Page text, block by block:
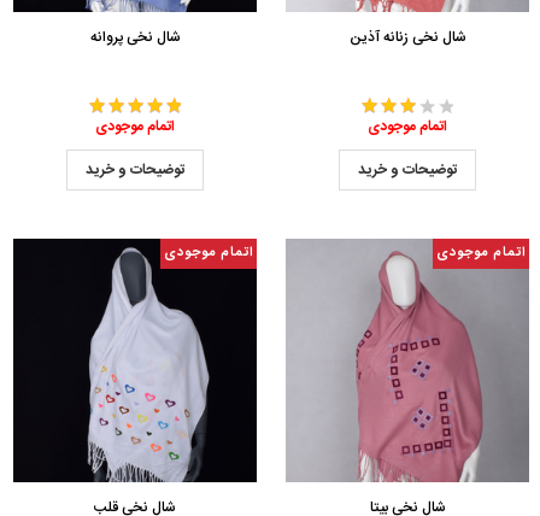
شال نخی زنانه آذین
اتمام موجودی
توضیحات و خرید
شال نخی پروانه
اتمام موجودی
توضیحات و خرید
اتمام موجودی
شال نخی بیتا
اتمام موجودی
شال نخی قلب